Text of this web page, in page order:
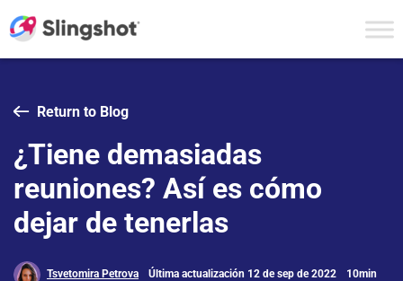
Return to Blog
¿Tiene demasiadas
reuniones? Así es cómo
dejar de tenerlas
Tsvetomira Petrova Última actualización 12 de sep de 2022
10min